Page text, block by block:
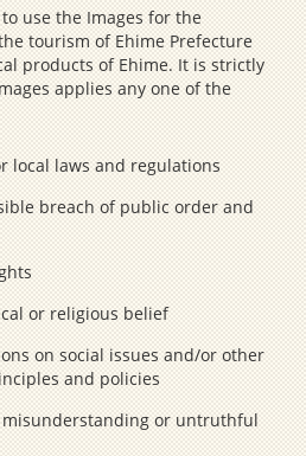
use the Images for the
tourism of Ehime Prefecture
products of Ehime. It is strictly
applies any one of the
local laws and regulations
breach of public order and
or religious belief
on social issues and/or other
and policies
misunderstanding or untruthful